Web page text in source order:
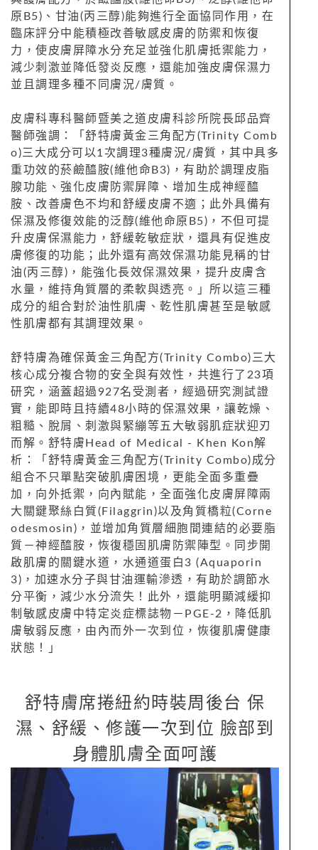
原B5)、甘油(丙三醇)能夠進行全面協同作用，在
臨床評分中能積極改善敏感皮膚的防禦和恢復
力，使皮膚屏障水分充足並強化肌膚抵禦能力，
減少刺激並降低發炎反應，還能加強皮膚保濕力
並且調理多種不同膚況/膚質。
皮膚科專科醫師暨美之道皮膚科診所院長邱品齊
醫師強調：「舒特膚黃金三角配方(Trinity Comb
o)三大成分可以1次調理3種膚況/膚質，其中具多
重功效的菸鹼醯胺(維他命B3)，有助於調理皮脂
腺功能、強化皮膚防禦屏障、增加生成神經醯
胺、改善膚色不均和舒緩皮膚不適；此外具備有
保濕及修復效能的泛醇(維他命原B5)，不但可提
升皮膚保濕能力，舒緩乾敏症狀，還具有促進皮
膚修復的功能；此外還有高效保濕功能見稱的甘
油(丙三醇)，能強化長效保濕效果，提升皮膚含
水量，維持角質層的柔軟與透亮。」所以這三種
成分的組合對於油性肌膚、乾性肌膚甚至是敏感
性肌膚都有其調理效果。
舒特膚為確保黃金三角配方(Trinity Combo)三大
核心成分複合物的安全與有效性，共進行了23項
研究，涵蓋超過927名受測者，經過研究測試證
實，能即時且持續48小時的保濕效果，讓乾燥、
粗糙、脫屑、刺激與緊繃等五大敏弱肌症狀迎刃
而解。舒特膚Head of Medical - Khen Kon解
析：「舒特膚黃金三角配方(Trinity Combo)成分
組合不只單點突破肌膚困境，更能全面多重疊
加，向外抵禦，向內賦能，全面強化皮膚屏障兩
大關鍵聚絲白質(Filaggrin)以及角質橋粒(Corne
odesmosin)，並增加角質層細胞間連結的必要脂
質－神經醯胺，恢復穩固肌膚防禦陣型。同步開
啟肌膚的關鍵水道，水通道蛋白3 (Aquaporin
3)，加速水分子與甘油運輸滲透，有助於調節水
分平衡，減少水分流失！此外，還能明顯減緩抑
制敏感皮膚中特定炎症標誌物－PGE-2，降低肌
膚敏弱反應，由內而外一次到位，恢復肌膚健康
狀態！」
舒特膚席捲紐約時裝周後台 保
濕、舒緩、修護一次到位 臉部到
身體肌膚全面呵護